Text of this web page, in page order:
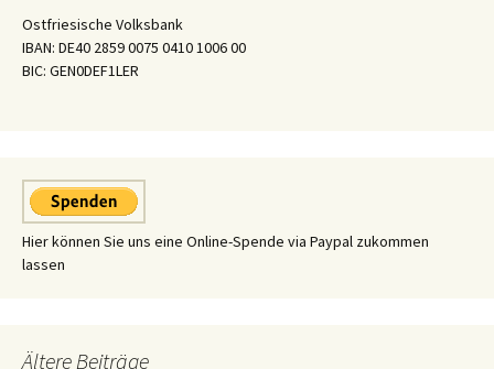
Ostfriesische Volksbank
IBAN: DE40 2859 0075 0410 1006 00
BIC: GEN0DEF1LER
Hier können Sie uns eine Online-Spende via Paypal zukommen
lassen
Ältere Beiträge